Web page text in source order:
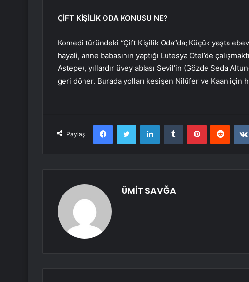
ÇİFT KİŞİLİK ODA KONUSU NE?
Komedi türündeki “Çift Kişilik Oda”da; Küçük yaşta
hayali, anne babasının yaptığı Lutesya Otel’de
Astepe), yıllardır üvey ablası Sevil’in (Gözde Seda
geri döner. Burada yolları kesişen Nilüfer ve Kaan için
Paylaş
FacebookTwitter LinkedInTumblr PinterestReddit
ÜMİT SAVĞA